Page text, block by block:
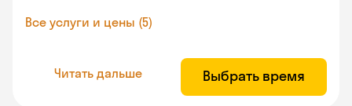
Все услуги и цены (5)
Читать дальше Выбрать время